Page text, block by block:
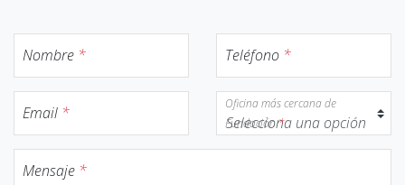
Nombre * Teléfono *
Email *
Oficina más cercana de
Fundación*
Mensaje *